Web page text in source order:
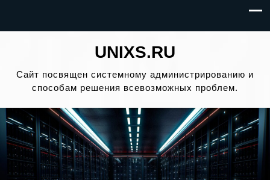
UNIXS.RU
Сайт посвящен системному администрированию и
способам решения всевозможных проблем.